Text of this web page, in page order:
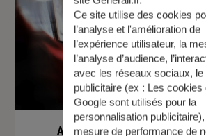
Assurance de prêt immobilier
Ce site utilise des cookies
l’analyse et l'amélioration de
l’expérience utilisateur, la
l’analyse d’audience,
avec les réseaux sociaux, le
publicitaire (ex : Les cookies
Google sont utilisés pour la
personnalisation publicitaire
mesure de performance de